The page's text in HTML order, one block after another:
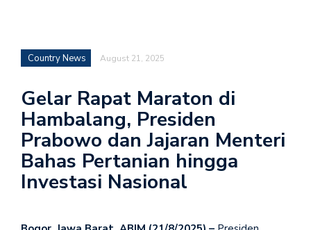
Country News August 21, 2025
Gelar Rapat Maraton di
Hambalang, Presiden
Prabowo dan Jajaran Menteri
Bahas Pertanian hingga
Investasi Nasional